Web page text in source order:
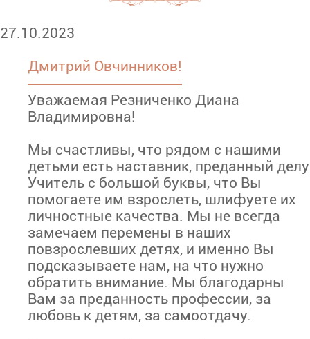
27.10.2023
Дмитрий Овчинников!
Уважаемая Резниченко Диана
Владимировна!
Мы счастливы, что рядом с нашими
детьми есть наставник, преданный делу
Учитель с большой буквы, что Вы
помогаете им взрослеть, шлифуете их
личностные качества. Мы не всегда
замечаем перемены в наших
повзрослевших детях, и именно Вы
подсказываете нам, на что нужно
обратить внимание. Мы благодарны
Вам за преданность профессии, за
любовь к детям, за самоотдачу.